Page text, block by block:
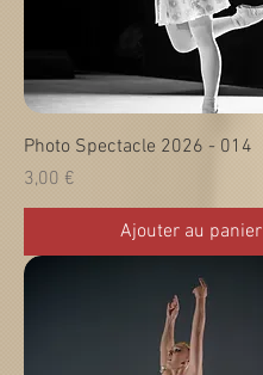
Photo Spectacle 2026 - 014
Prix
3,00 €
Ajouter au panier